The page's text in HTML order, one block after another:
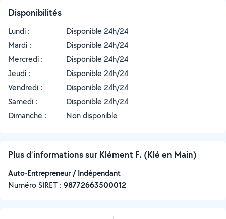
Disponibilités
Lundi :
Disponible 24h/24
Mardi :
Disponible 24h/24
Mercredi :
Disponible 24h/24
Jeudi :
Disponible 24h/24
Vendredi :
Disponible 24h/24
Samedi :
Disponible 24h/24
Dimanche :
Non disponible
Plus d’informations sur Klément F. (Klé en Main)
Auto-Entrepreneur / Indépendant
Numéro SIRET : ‍98772663500012